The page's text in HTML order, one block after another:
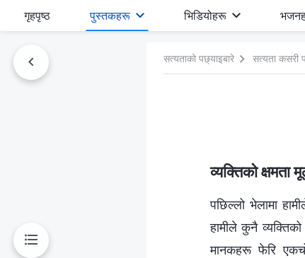
गृहपृष्ठ पुस्तकहरू भिडियोहरू
सत्यताको पछ्याइबारे सत्यता कसरी
व्यक्तिको क्षमता
पछिल्लो भेलामा
हामीले कुनै
मानकहरू फेरि